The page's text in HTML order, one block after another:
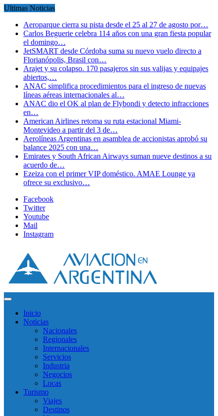
Ultimas Noticias
Aeroparque cierra su pista desde el 25 al 27 de agosto por…
Carlos Beguerie celebra 114 años con una gran fiesta popular
el domingo…
JetSMART desde Córdoba suma su nuevo vuelo directo a
Florianópolis, Brasil con…
Arajet y su colapso. 170 pasajeros sin sus valijas y equipajes
abiertos,…
ANAC simplifica procedimientos para el ingreso de nuevas
líneas aéreas internacionales al…
ANAC dio el OK al plan de Flybondi y detecto infracciones
en…
American Airlines retoma su ruta estacional Miami-
Montevideo a partir del 3 de…
Aerolíneas Argentinas en asamblea de accionistas aprobó su
balance 2025 con una…
Emirates y South African Airways suman nueve destinos a su
acuerdo de…
Ezeiza con el primer VIP doméstico. AMAE Lounge ya
ofrece su exclusivo…
Facebook
Twitter
Youtube
Mail
Instagram
Inicio
Noticias
Nacionales
Regionales
Internacionales
Servicios
Industria
Negocios
Locas
Turismo
Viajes
Destinos